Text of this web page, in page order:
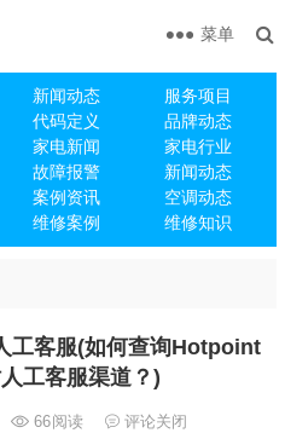
新闻动态
服务项目
代码定义
品牌动态
家电新闻
家电行业
故障报警
新闻动态
案例资讯
空调动态
维修案例 维修知识
菜单
工客服(如何查询Hotpoint
工客服渠道？)
66阅读 评论关闭